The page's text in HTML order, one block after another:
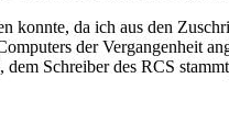
konnte, da ich aus den
der Vergangenheit
Schreiber des RCS